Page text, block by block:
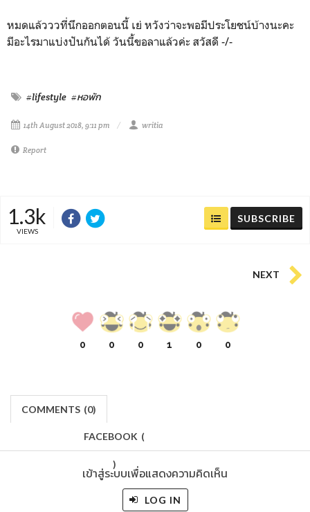
หมดแล้วววที่นึกออกตอนนี้ เย่ หวังว่าจะพอมีประโยชน์บ้างนะคะ
มีอะไรมาแบ่งปันกันได้ วันนี้ขอลาแล้วค่ะ สวัสดี -/-
#lifestyle #หอพัก
14th August 2018, 9:11 pm writia
Report
1.3k
VIEWS
SUBSCRIBE
NEXT
0 0 0 1 0 0
COMMENTS (0)
FACEBOOK (
)
เข้าสู่ระบบเพื่อแสดงความคิดเห็น
LOG IN